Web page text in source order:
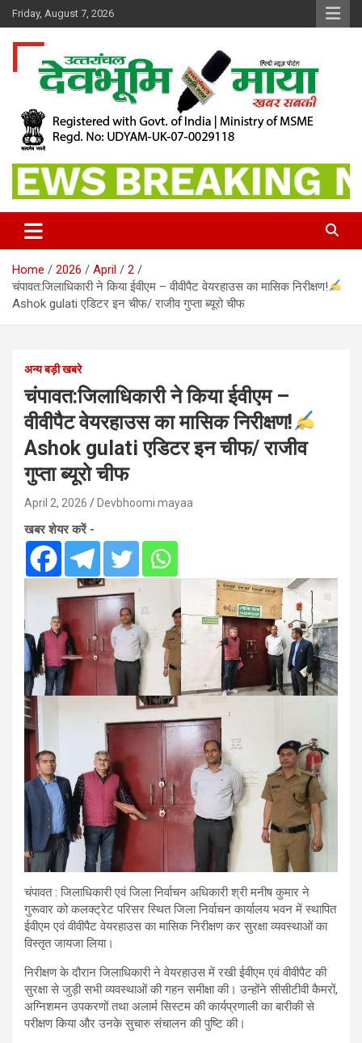
Skip
to
content
Friday, August 7, 2026
Dev Bhoomi Maya
Home 2026 April
2
चंपावत:जिलाधिकारी ने किया ईवीएम – वीवीपैट वेयरहाउस का मासिक निरीक्षण!
Ashok gulati एडिटर इन चीफ/ राजीव गुप्ता ब्यूरो चीफ
अन्य बड़ी खबरे
चंपावत:जिलाधिकारी ने किया ईवीएम –
वीवीपैट वेयरहाउस का मासिक निरीक्षण!
Ashok gulati एडिटर इन चीफ/ राजीव
गुप्ता ब्यूरो चीफ
April 2, 2026 Devbhoomi mayaa
खबर शेयर करें -
चंपावत : जिलाधिकारी एवं जिला निर्वाचन अधिकारी श्री मनीष कुमार ने
गुरूवार को कलक्ट्रेट परिसर स्थित जिला निर्वाचन कार्यालय भवन में स्थापित
ईवीएम एवं वीवीपैट वेयरहाउस का मासिक निरीक्षण कर सुरक्षा व्यवस्थाओं का
विस्तृत जायजा लिया।
निरीक्षण के दौरान जिलाधिकारी ने वेयरहाउस में रखी ईवीएम एवं वीवीपैट की
सुरक्षा से जुड़ी सभी व्यवस्थाओं की गहन समीक्षा की। उन्होंने सीसीटीवी कैमरों,
अग्निशमन उपकरणों तथा अलार्म सिस्टम की कार्यप्रणाली का बारीकी से
परीक्षण किया और उनके सुचारु संचालन की पुष्टि की।